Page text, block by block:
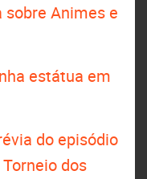
sobre Animes e
estátua em
do episódio
dos